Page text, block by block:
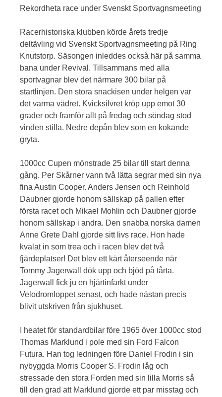
Rekordheta race under Svenskt Sportvagnsmeeting
Racerhistoriska klubben körde årets tredje
deltävling vid Svenskt Sportvagnsmeeting på Ring
Knutstorp. Säsongen inleddes också här på samma
bana under Revival. Tillsammans med alla
sportvagnar blev det närmare 300 bilar på
startlinjen. Den stora snackisen under helgen var
det varma vädret. Kvicksilvret kröp upp emot 30
grader och framför allt på fredag och söndag stod
vinden stilla. Nedre depån blev som en kokande
gryta.
1000cc Cupen mönstrade 25 bilar till start denna
gång. Per Skårner vann två lätta segrar med sin nya
fina Austin Cooper. Anders Jensen och Reinhold
Daubner gjorde honom sällskap på pallen efter
första racet och Mikael Mohlin och Daubner gjorde
honom sällskap i andra. Den snabba norska damen
Anne Grete Dahl gjorde sitt livs race. Hon hade
kvalat in som trea och i racen blev det två
fjärdeplatser! Det blev ett kärt återseende när
Tommy Jagerwall dök upp och bjöd på tårta.
Jagerwall fick ju en hjärtinfarkt under
Velodromloppet senast, och hade nästan precis
blivit utskriven från sjukhuset.
I heatet för standardbilar före 1965 över 1000cc stod
Thomas Marklund i pole med sin Ford Falcon
Futura. Han tog ledningen före Daniel Frodin i sin
nybyggda Morris Cooper S. Frodin låg och
stressade den stora Forden med sin lilla Morris så
till den grad att Marklund gjorde ett par misstag och